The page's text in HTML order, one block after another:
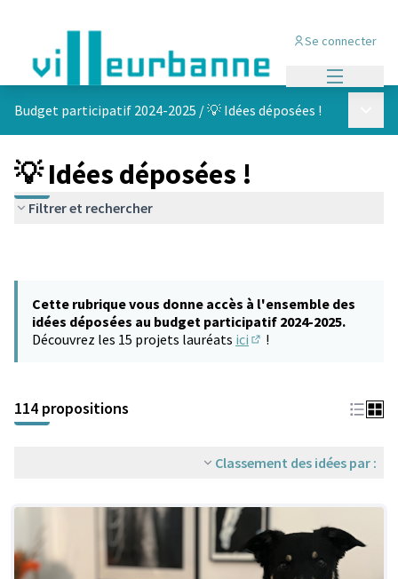
Se connecter
Budget participatif 2024-2025 /💡 Idées déposées !
💡 Idées déposées !
Filtrer et rechercher
Cette rubrique vous donne accès à l'ensemble des
idées déposées au budget participatif 2024-2025.
Découvrez les 15 projets lauréats ici !
114 propositions
Classement des idées par :